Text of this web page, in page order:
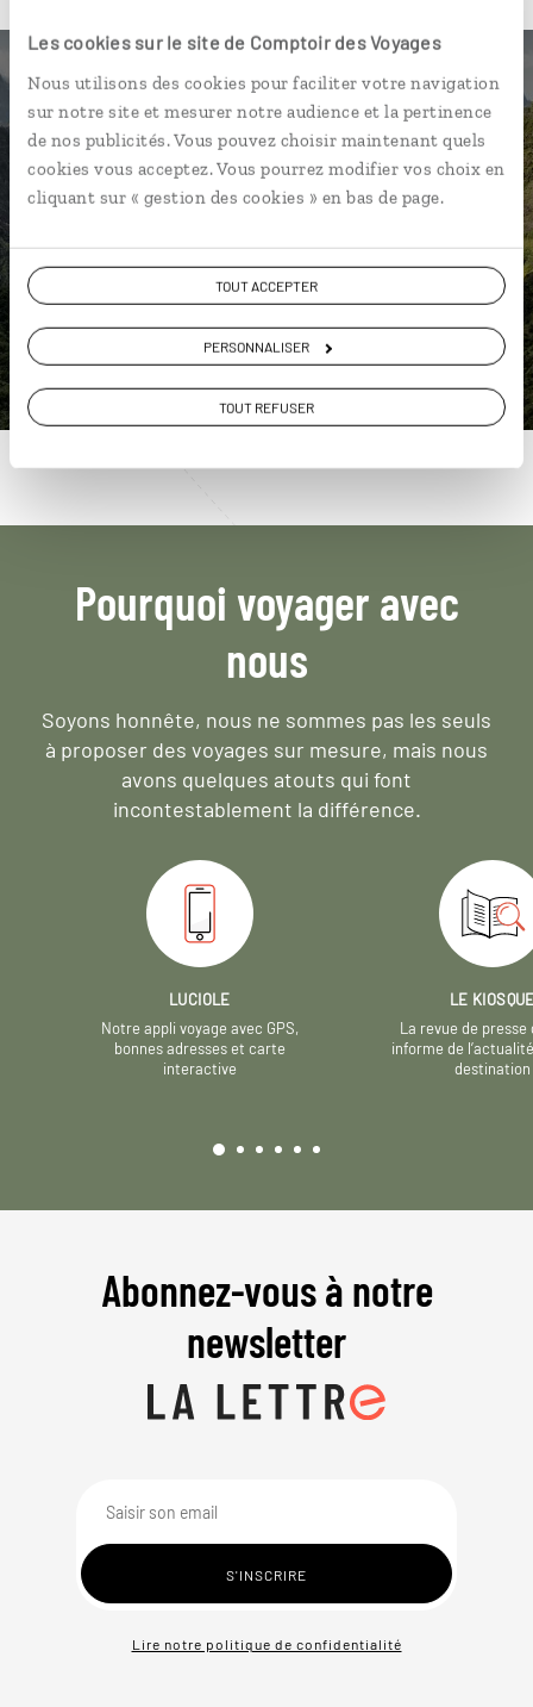
Les cookies sur le site de Comptoir des Voyages
Nous utilisons des cookies pour faciliter votre navigation
sur notre site et mesurer notre audience et la pertinence
de nos publicités. Vous pouvez choisir maintenant quels
cookies vous acceptez. Vous pourrez modifier vos choix en
cliquant sur « gestion des cookies » en bas de page.
TOUT ACCEPTER
PERSONNALISER
TOUT REFUSER
Nos 7 idées de voyage
La Réunion
DÉCOUVRIR
Pourquoi voyager avec
nous
Soyons honnête, nous ne sommes pas les seuls
à proposer des voyages sur mesure, mais nous
avons quelques atouts qui font
incontestablement la différence.
LUCIOLE
Notre appli voyage avec GPS,
bonnes adresses et carte
interactive
LE
La revue de presse
informe de
destination
Abonnez-vous à notre
newsletter
Lire notre politique de confidentialité